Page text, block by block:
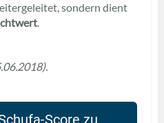
sondern dient
.